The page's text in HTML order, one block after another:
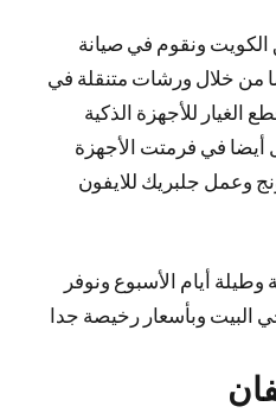
الكويت ونقوم في صيانة
من خلال ورشات متنقلة في
الغيار للأجهزة الذكية
أيضا في فرمتت الأجهزة
وعمل جلبريك للايفون
24 ساعة وطيلة أيام الأسبوع ونوفر
البيت وبأسعار رخيصة جدا